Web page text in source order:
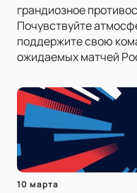
грандиозное
Почувствуйте
поддержите свою
ожидаемых матчей
10 марта